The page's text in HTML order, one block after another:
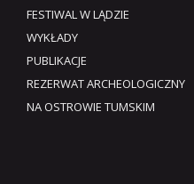
FESTIWAL W LĄDZIE
WYKŁADY
PUBLIKACJE
REZERWAT ARCHEOLOGICZNY
NA OSTROWIE TUMSKIM